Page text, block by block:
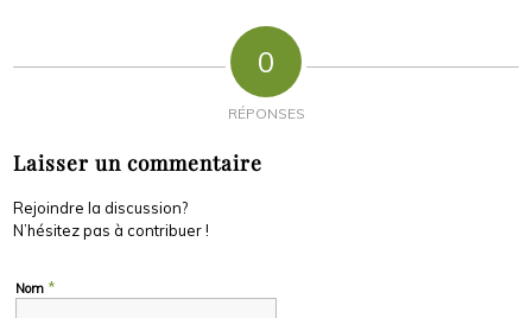
0
RÉPONSES
Laisser un commentaire
Rejoindre la discussion?
N’hésitez pas à contribuer !
Nom *